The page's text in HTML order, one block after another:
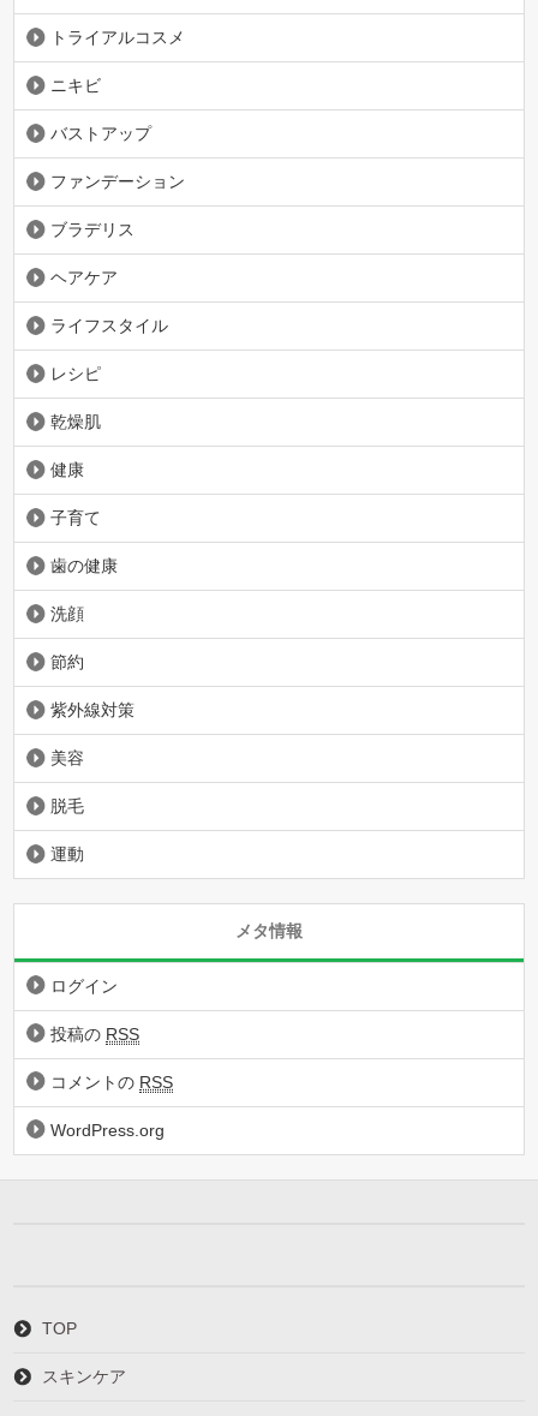
トライアルコスメ
ニキビ
バストアップ
ファンデーション
ブラデリス
ヘアケア
ライフスタイル
レシピ
乾燥肌
健康
子育て
歯の健康
洗顔
節約
紫外線対策
美容
脱毛
運動
メタ情報
ログイン
投稿の RSS
コメントの RSS
WordPress.org
TOP
スキンケア